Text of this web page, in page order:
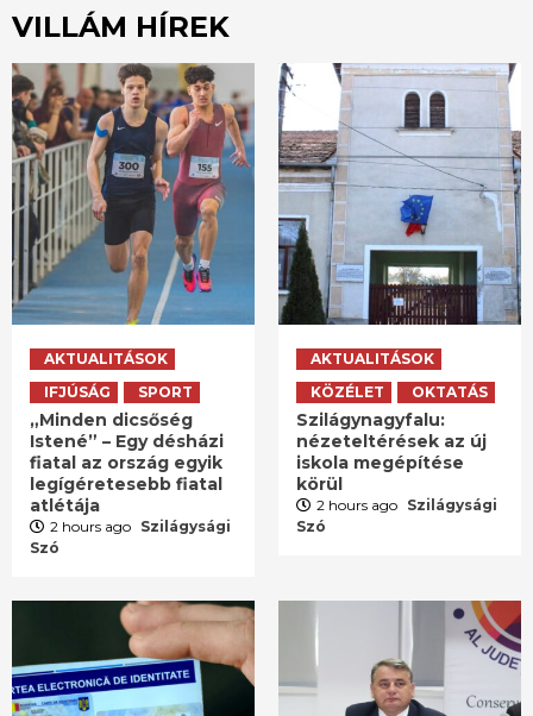
VILLÁM HÍREK
AKTUALITÁSOK
IFJÚSÁG
SPORT
„Minden dicsőség
Istené” – Egy désházi
fiatal az ország egyik
legígéretesebb fiatal
atlétája
2 hours ago Szilágysági
Szó
AKTUALITÁSOK
KÖZÉLET
OKTATÁS
Szilágynagyfalu:
nézeteltérések az új
iskola megépítése
körül
2 hours ago Szilágysági
Szó